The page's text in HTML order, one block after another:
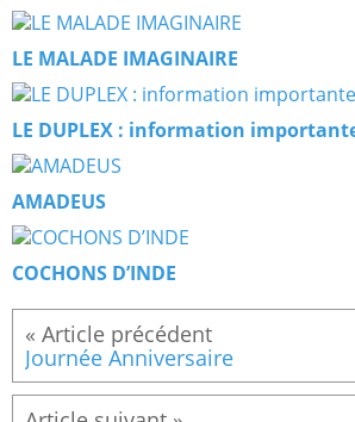
LE MALADE IMAGINAIRE
LE DUPLEX : information
AMADEUS
COCHONS D’INDE
Journée Anniversaire